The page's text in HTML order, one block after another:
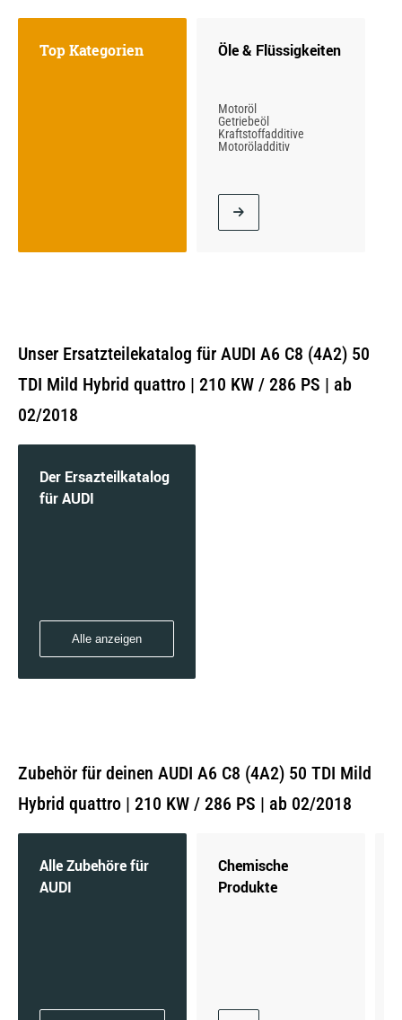
Top Kategorien Öle & Flüssigkeiten
Motoröl
Getriebeöl
Kraftstoffadditive
Motoröladditiv
Unser Ersatzteilekatalog für AUDI A6 C8 (4A2) 50
TDI Mild Hybrid quattro | 210 KW / 286 PS | ab
02/2018
Der Ersazteilkatalog
für AUDI
Alle anzeigen
Zubehör für deinen AUDI A6 C8 (4A2) 50 TDI Mild
Hybrid quattro | 210 KW / 286 PS | ab 02/2018
Alle Zubehöre für
AUDI
Chemische
Produkte